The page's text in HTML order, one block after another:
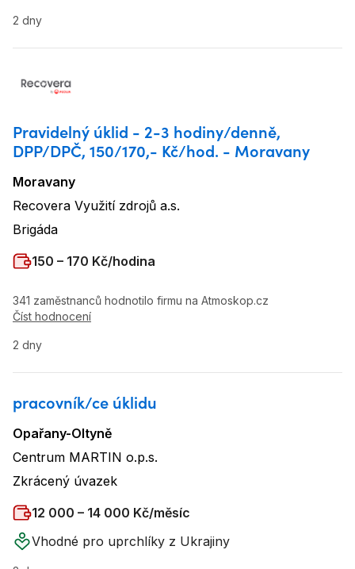
2 dny
Pravidelný úklid - 2-3 hodiny/denně,
DPP/DPČ, 150/170,- Kč/hod. - Moravany
Lokalita:
Moravany
Název firmy
Recovera Využití zdrojů a.s.
Typ úvazku
Brigáda
Plat :
150 – 170 Kč/hodina
341 zaměstnanců hodnotilo firmu na Atmoskop.cz
Číst hodnocení
2 dny
pracovník/ce úklidu
Lokalita:
Opařany-Oltyně
Název firmy:
Centrum MARTIN o.p.s.
Typ úvazku :
Zkrácený úvazek
Plat:
12 000 – 14 000 Kč/měsíc
Vhodné pro uprchlíky z Ukrajiny